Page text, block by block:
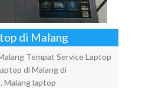
di Malang
Tempat Service Laptop
di Malang di
Malang laptop